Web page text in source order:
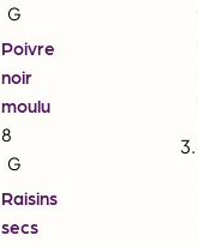
G
Poivre
noir
moulu
8
G
Raisins
secs